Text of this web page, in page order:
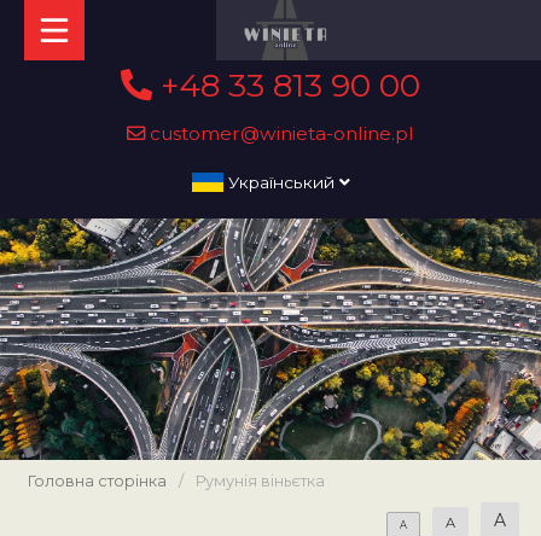
+48 33 813 90 00
customer@winieta-online.pl
Український
Головна сторінка / Румунія віньєтка
A A A